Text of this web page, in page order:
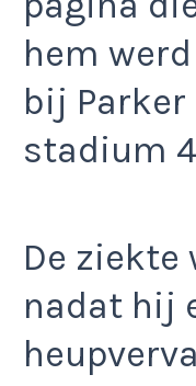
hem
bij
stadium
De
nadat hij